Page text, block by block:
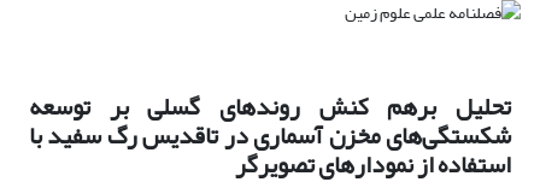
تحلیل برهم کنش روند‌‌های گسلی بر توسعه
شکستگی‌های مخزن آسماری در تاقدیس رگ سفید با
استفاده از نمودار‌های تصویرگر